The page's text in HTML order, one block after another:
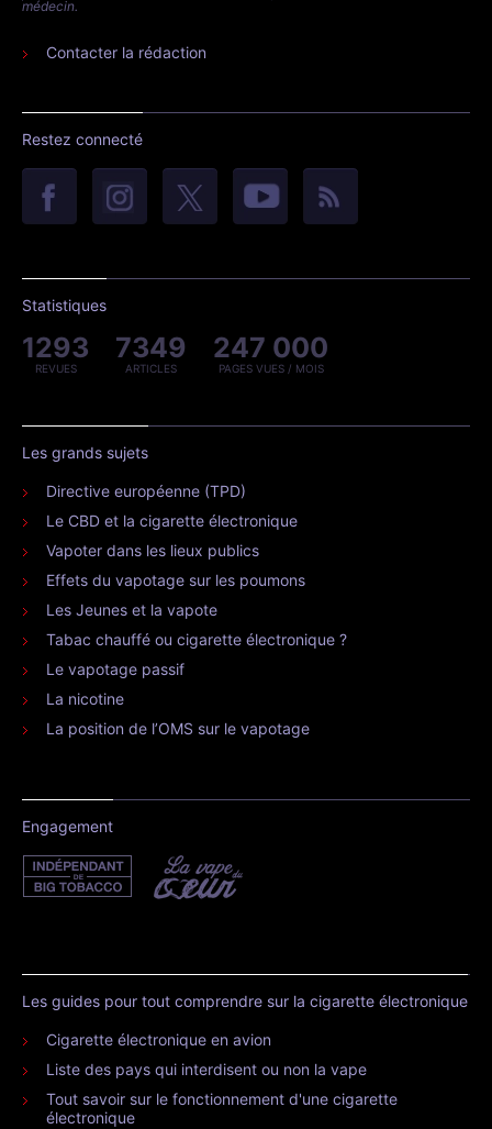
médecin.
Contacter la rédaction
Restez connecté
Statistiques
1293
REVUES
7349
ARTICLES
247 000
PAGES VUES / MOIS
Les grands sujets
Directive européenne (TPD)
Le CBD et la cigarette électronique
Vapoter dans les lieux publics
Effets du vapotage sur les poumons
Les Jeunes et la vapote
Tabac chauffé ou cigarette électronique ?
Le vapotage passif
La nicotine
La position de l’OMS sur le vapotage
Engagement
Les guides pour tout comprendre sur la cigarette électronique
Cigarette électronique en avion
Liste des pays qui interdisent ou non la vape
Tout savoir sur le fonctionnement d'une cigarette
électronique